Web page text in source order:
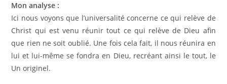
Mon analyse :
Ici nous voyons que l’universalité concerne ce qui relève de
Christ qui est venu réunir tout ce qui relève de Dieu afin
que rien ne soit oublié. Une fois cela fait, il nous réunira en
lui et lui-même se fondra en Dieu, recréant ainsi le tout, le
Un originel.